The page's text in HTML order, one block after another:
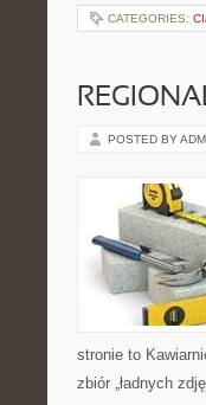
CATEGORIES:
POSTED BY
stronie to
zbiór „ładnych